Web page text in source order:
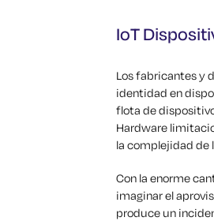
IoT
Los fabricantes y
identidad en
flota de
Hardware
la complejidad de
Con la enorme
imaginar el
produce un